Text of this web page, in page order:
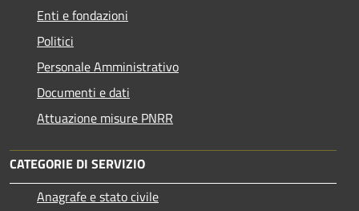
Enti e fondazioni
Politici
Personale Amministrativo
Documenti e dati
Attuazione misure PNRR
CATEGORIE DI SERVIZIO
Anagrafe e stato civile